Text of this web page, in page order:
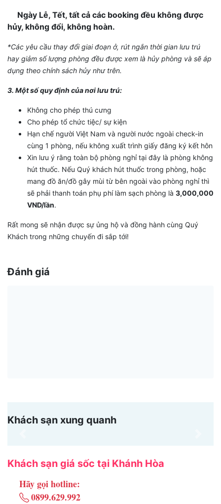
Ngày Lễ, Tết, tất cả các booking đều không được
hủy, không đổi, không hoàn.
*Các yêu cầu thay đổi giai đoạn ở, rút ngắn thời gian lưu trú
hay giảm số lượng phòng đều được xem là hủy phòng và sẽ áp
dụng theo chính sách hủy như trên.
3. Một số quy định của nơi lưu trú:
Không cho phép thú cưng
Cho phép tổ chức tiệc/ sự kiện
Hạn chế người Việt Nam và người nước ngoài check-in
cùng 1 phòng, nếu không xuất trình giấy đăng ký kết hôn
Xin lưu ý rằng toàn bộ phòng nghỉ tại đây là phòng không
hút thuốc. Nếu Quý khách hút thuốc trong phòng, hoặc
mang đồ ăn/đồ gây mùi từ bên ngoài vào phòng nghỉ thì
sẽ phải thanh toán phụ phí làm sạch phòng là 3,000,000
VND/lần.
Rất mong sẽ nhận được sự ủng hộ và đồng hành cùng Quý
Khách trong những chuyến đi sắp tới!
Đánh giá
Khách sạn xung quanh
Khách sạn giá sốc tại Khánh Hòa
Hãy gọi hotline:
0899.629.992